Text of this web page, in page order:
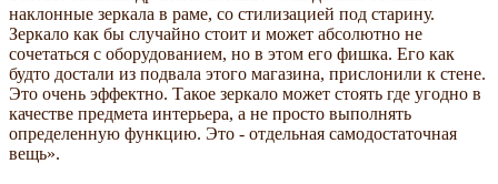
наклонные зеркала в раме, со стилизацией под старину.
Зеркало как бы случайно стоит и может абсолютно не
сочетаться с оборудованием, но в этом его фишка. Его как
будто достали из подвала этого магазина, прислонили к стене.
Это очень эффектно. Такое зеркало может стоять где угодно в
качестве предмета интерьера, а не просто выполнять
определенную функцию. Это - отдельная самодостаточная
вещь».